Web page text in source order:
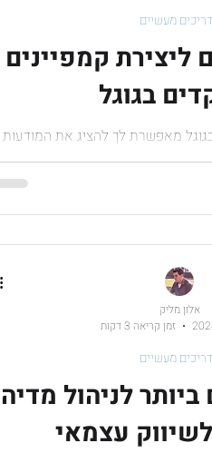
קמפיינים
בגוגל
מאפשרת לך להציג את המודעות
את מה שיש לך להציע. במדריך זה,
מעשיים
לניהול מדיה
עצמאי
מעשיים
אלון מליק
זמן קריאה 3 דקות